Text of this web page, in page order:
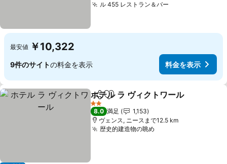
ル 455 レストラン＆バー
最安値 ￥10,322
9件のサイトの料金を表示 料金を表示
シェアお気に入りに追加
ホテル ラ ヴィクトワール
2 ホテルのランク
8.0 満足
1,153
ヴェンス, ニースまで12.5 km
歴史的建造物の眺め